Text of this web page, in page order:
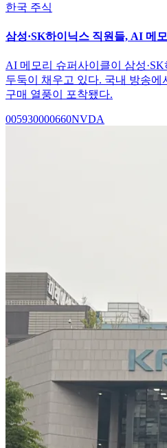
한국 주식
삼성·SK하이닉스 직원들, AI 메
AI 메모리 슈퍼사이클이 삼성
두둑이 채우고 있다. 국내 방송에
구매 열풍이 포착됐다.
005930000660NVDA